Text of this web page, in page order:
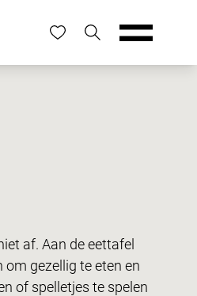
af. Aan de eettafel
gezellig te eten en
of spelletjes te spelen